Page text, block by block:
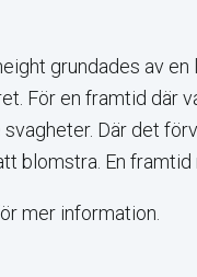
grundades av en
För en framtid där
Där det
blomstra. En framtid
mer information.